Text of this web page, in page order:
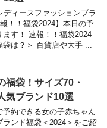
ィースファッションブラ
！！福袋2024】本日の予
す！ 速報！！福袋2024
袋は？＞ 百貨店や大手 ...
福袋！サイズ70・
気ブランド10選
約できる女の子赤ちゃん
ンド福袋＜2024＞をご紹